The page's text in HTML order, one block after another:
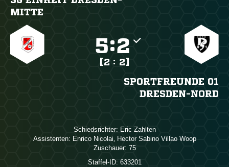
MITTE
:
[2 : 2]
SPORTFREUNDE 01
DRESDEN-NORD
Schiedsrichter:  
Assistenten:  ,    
Zuschauer: 75
Staffel-ID: 633201